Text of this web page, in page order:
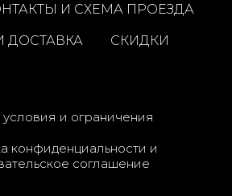
И СХЕМА ПРОЕЗДА
ДОСТАВКА СКИДКИ
и ограничения
конфиденциальности и
соглашение